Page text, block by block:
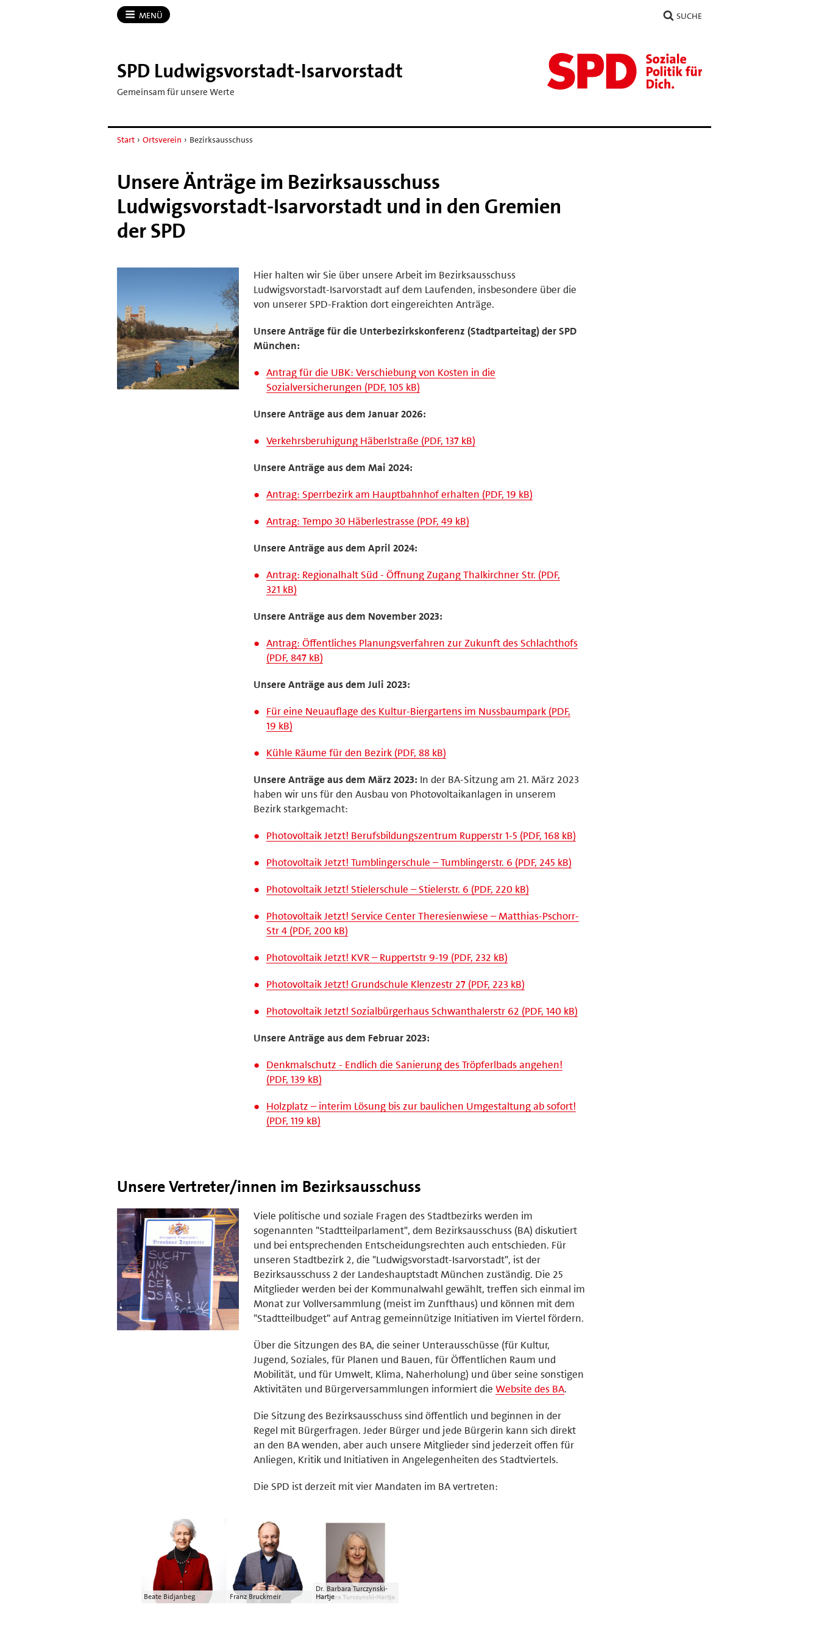
MENÜ SUCHE
SPD Ludwigsvorstadt-​Isarvorstadt
Gemeinsam für unsere Werte
Start › Ortsverein › Bezirksausschuss
Unsere Änträge im Bezirksausschuss
Ludwigsvorstadt-Isarvorstadt und in den Gremien
der SPD
Hier halten wir Sie über unsere Arbeit im Bezirksausschuss
Ludwigsvorstadt-Isarvorstadt auf dem Laufenden, insbesondere über die
von unserer SPD-Fraktion dort eingereichten Anträge.
Unsere Anträge für die Unterbezirkskonferenz (Stadtparteitag) der SPD
München:
Antrag für die UBK: Verschiebung von Kosten in die
Sozialversicherungen (PDF, 105 kB)
Unsere Anträge aus dem Januar 2026:
Verkehrsberuhigung Häberlstraße (PDF, 137 kB)
Unsere Anträge aus dem Mai 2024:
Antrag: Sperrbezirk am Hauptbahnhof erhalten (PDF, 19 kB)
Antrag: Tempo 30 Häberlestrasse (PDF, 49 kB)
Unsere Anträge aus dem April 2024:
Antrag: Regionalhalt Süd - Öffnung Zugang Thalkirchner Str. (PDF,
321 kB)
Unsere Anträge aus dem November 2023:
Antrag: Öffentliches Planungsverfahren zur Zukunft des Schlachthofs
(PDF, 847 kB)
Unsere Anträge aus dem Juli 2023:
Für eine Neuauflage des Kultur-Biergartens im Nussbaumpark (PDF,
19 kB)
Kühle Räume für den Bezirk (PDF, 88 kB)
Unsere Anträge aus dem März 2023: In der BA-Sitzung am 21. März 2023
haben wir uns für den Ausbau von Photovoltaikanlagen in unserem
Bezirk starkgemacht:
Photovoltaik Jetzt! Berufsbildungszentrum Rupperstr 1-5 (PDF, 168 kB)
Photovoltaik Jetzt! Tumblingerschule – Tumblingerstr. 6 (PDF, 245 kB)
Photovoltaik Jetzt! Stielerschule – Stielerstr. 6 (PDF, 220 kB)
Photovoltaik Jetzt! Service Center Theresienwiese – Matthias-Pschorr-
Str 4 (PDF, 200 kB)
Photovoltaik Jetzt! KVR – Ruppertstr 9-19 (PDF, 232 kB)
Photovoltaik Jetzt! Grundschule Klenzestr 27 (PDF, 223 kB)
Photovoltaik Jetzt! Sozialbürgerhaus Schwanthalerstr 62 (PDF, 140 kB)
Unsere Anträge aus dem Februar 2023:
Denkmalschutz - Endlich die Sanierung des Tröpferlbads angehen!
(PDF, 139 kB)
Holzplatz – interim Lösung bis zur baulichen Umgestaltung ab sofort!
(PDF, 119 kB)
Unsere Vertreter/innen im Bezirksausschuss
Viele politische und soziale Fragen des Stadtbezirks werden im
sogenannten "Stadtteilparlament", dem Bezirksausschuss (BA) diskutiert
und bei entsprechenden Entscheidungsrechten auch entschieden. Für
unseren Stadtbezirk 2, die "Ludwigsvorstadt-Isarvorstadt", ist der
Bezirksausschuss 2 der Landeshauptstadt München zuständig. Die 25
Mitglieder werden bei der Kommunalwahl gewählt, treffen sich einmal im
Monat zur Vollversammlung (meist im Zunfthaus) und können mit dem
"Stadtteilbudget" auf Antrag gemeinnützige Initiativen im Viertel fördern.
Über die Sitzungen des BA, die seiner Unterausschüsse (für Kultur,
Jugend, Soziales, für Planen und Bauen, für Öffentlichen Raum und
Mobilität, und für Umwelt, Klima, Naherholung) und über seine sonstigen
Aktivitäten und Bürgerversammlungen informiert die Website des BA.
Die Sitzung des Bezirksausschuss sind öffentlich und beginnen in der
Regel mit Bürgerfragen. Jeder Bürger und jede Bürgerin kann sich direkt
an den BA wenden, aber auch unsere Mitglieder sind jederzeit offen für
Anliegen, Kritik und Initiativen in Angelegenheiten des Stadtviertels.
Die SPD ist derzeit mit vier Mandaten im BA vertreten:
Beate Bidjanbeg Franz Bruckmeir
Dr. Barbara Turczynski-
Hartje